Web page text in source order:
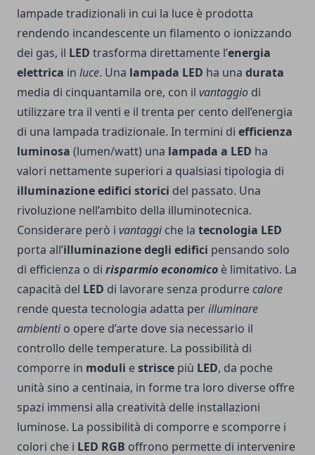
lampade tradizionali in cui la luce è prodotta
rendendo incandescente un filamento o ionizzando
dei gas, il LED trasforma direttamente l’energia
elettrica in luce. Una lampada LED ha una durata
media di cinquantamila ore, con il vantaggio di
utilizzare tra il venti e il trenta per cento dell’energia
di una lampada tradizionale. In termini di efficienza
luminosa (lumen/watt) una lampada a LED ha
valori nettamente superiori a qualsiasi tipologia di
illuminazione edifici storici del passato. Una
rivoluzione nell’ambito della illuminotecnica.
Considerare però i vantaggiche la tecnologia LED
porta all’illuminazione degli edifici pensando solo
di efficienza o di risparmio economico è limitativo. La
capacità del LED di lavorare senza produrrecalore
rende questa tecnologia adatta perilluminare
ambientio opere d’arte dove sia necessario il
controllo delle temperature. La possibilità di
comporre in moduli estrisce più LED, da poche
unità sino a centinaia, in forme tra loro diverse offre
spazi immensi alla creatività delle installazioni
luminose. La possibilità di comporre e scomporre i
colori che i LED RGB offrono permette di intervenire